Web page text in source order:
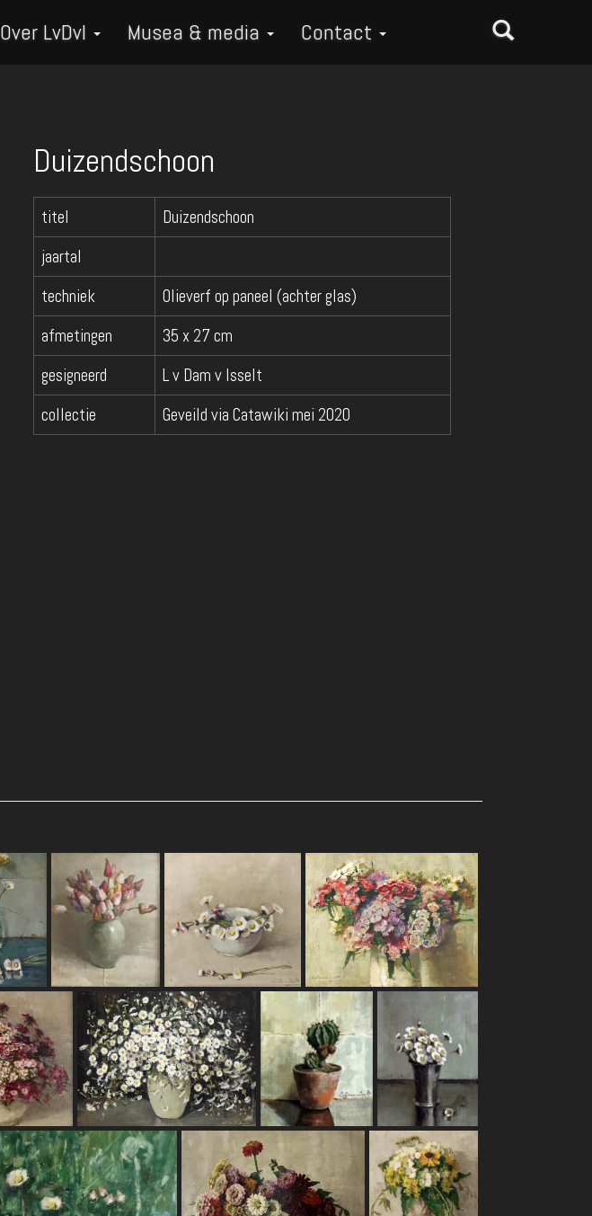
Over LvDvI Musea & media Contact
Duizendschoon
titel
Duizendschoon
jaartal
techniek
Olieverf op paneel (achter glas)
afmetingen
35 x 27 cm
gesigneerd
L v Dam v Isselt
collectie
Geveild via Catawiki mei 2020